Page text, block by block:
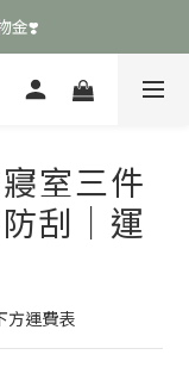
金❣️
金❣️
元折扣碼 //
室三件
刮｜運
方運費表